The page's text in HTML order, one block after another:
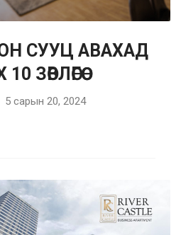
СУУЦ АВАХАД
ЗӨВЛӨГӨӨ
5 сарын 20, 2024